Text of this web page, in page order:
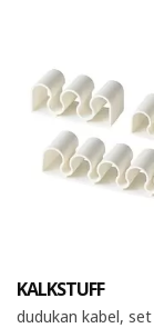
KALKSTUFF
dudukan kabel,